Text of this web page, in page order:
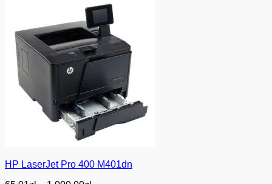
HP LaserJet Pro 400 M401dn